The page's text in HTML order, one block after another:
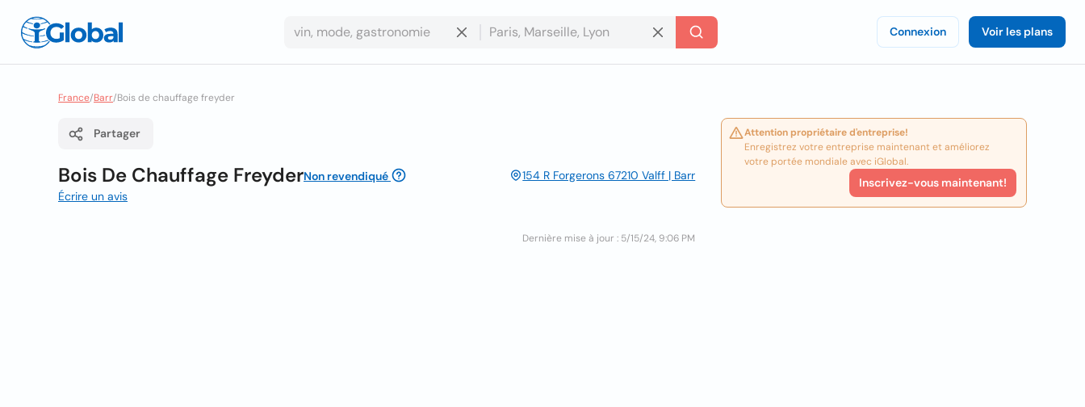
Connexion Voir les plans
France/Barr/Bois de chauffage freyder
Partager
Bois De Chauffage FreyderNon revendiqué
154 R Forgerons 67210 Valff | Barr
Écrire un avis
Dernière mise à jour : 5/15/24, 9:06 PM
Attention propriétaire d'entreprise!
Enregistrez votre entreprise maintenant et améliorez
votre portée mondiale avec iGlobal.
Inscrivez-vous maintenant!